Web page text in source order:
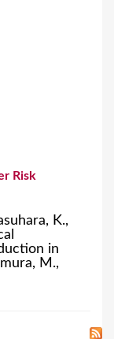
Risk
K.,
in
M.,